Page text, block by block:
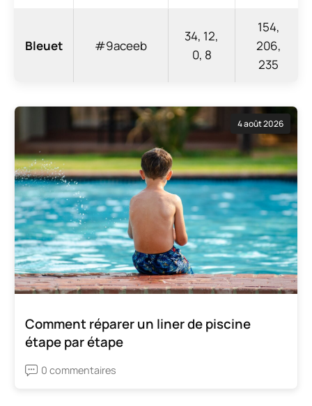
Bleuet #9aceeb
34, 12,
0, 8
154,
206,
235
4 août 2026
Comment réparer un liner de piscine
étape par étape
0 commentaires